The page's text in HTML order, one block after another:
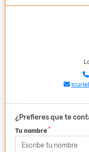
¿Prefieres que te
Tu nombre *